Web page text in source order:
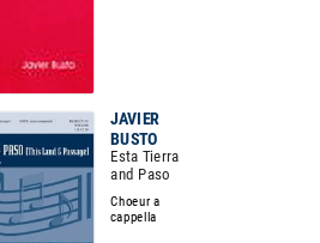
JAVIER
BUSTO
Esta Tierra
and Paso
Choeur a
cappella